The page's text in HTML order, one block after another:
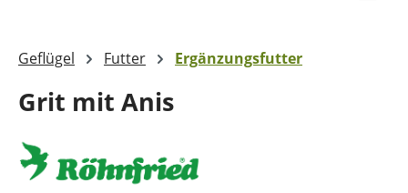
Geflügel Futter Ergänzungsfutter
Grit mit Anis